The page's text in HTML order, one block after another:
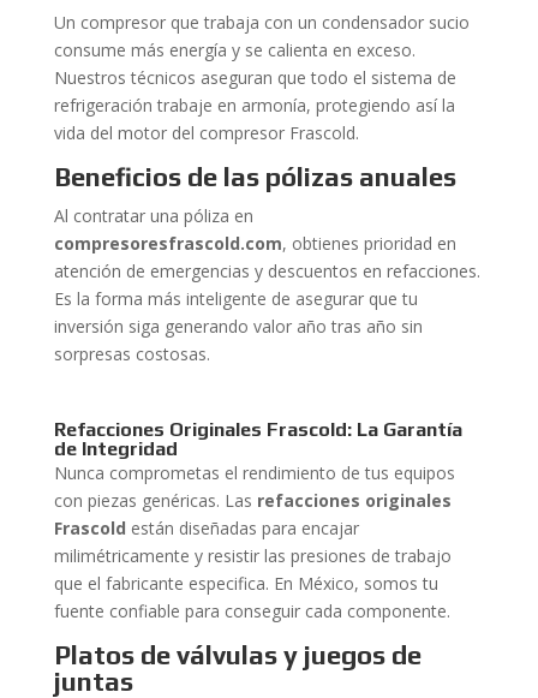
Un compresor que trabaja con un condensador sucio
consume más energía y se calienta en exceso.
Nuestros técnicos aseguran que todo el sistema de
refrigeración trabaje en armonía, protegiendo así la
vida del motor del compresor Frascold.
Beneficios de las pólizas anuales
Al contratar una póliza en
compresoresfrascold.com, obtienes prioridad en
atención de emergencias y descuentos en refacciones.
Es la forma más inteligente de asegurar que tu
inversión siga generando valor año tras año sin
sorpresas costosas.
Refacciones Originales Frascold: La Garantía
de Integridad
Nunca comprometas el rendimiento de tus equipos
con piezas genéricas. Las refacciones originales
Frascold están diseñadas para encajar
milimétricamente y resistir las presiones de trabajo
que el fabricante especifica. En México, somos tu
fuente confiable para conseguir cada componente.
Platos de válvulas y juegos de
juntas